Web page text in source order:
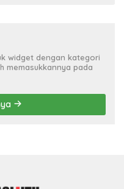
widget dengan kategori
memasukkannya pada